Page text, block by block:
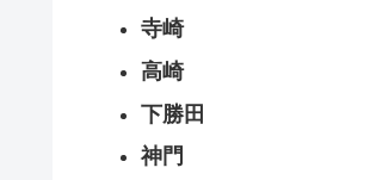
寺崎
高崎
下勝田
神門